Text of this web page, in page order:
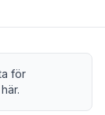
för